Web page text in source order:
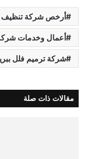
أرخص شركة تنظيف
أعمال وخدمات
شركة ترميم فلل
مقالات ذات صلة